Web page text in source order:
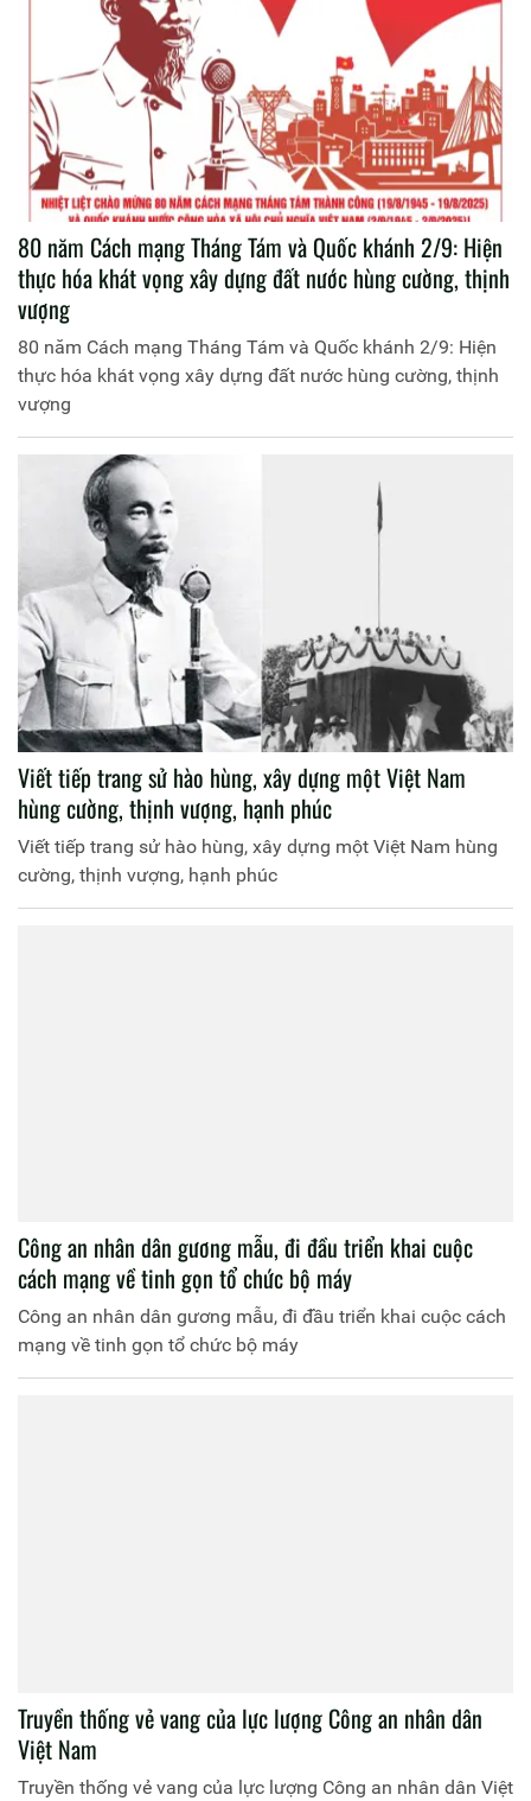
80 năm Cách mạng Tháng Tám và Quốc khánh 2/9: Hiện
thực hóa khát vọng xây dựng đất nước hùng cường, thịnh
vượng
80 năm Cách mạng Tháng Tám và Quốc khánh 2/9: Hiện
thực hóa khát vọng xây dựng đất nước hùng cường, thịnh
vượng
Viết tiếp trang sử hào hùng, xây dựng một Việt Nam
hùng cường, thịnh vượng, hạnh phúc
Viết tiếp trang sử hào hùng, xây dựng một Việt Nam hùng
cường, thịnh vượng, hạnh phúc
Công an nhân dân gương mẫu, đi đầu triển khai cuộc
cách mạng về tinh gọn tổ chức bộ máy
Công an nhân dân gương mẫu, đi đầu triển khai cuộc cách
mạng về tinh gọn tổ chức bộ máy
Truyền thống vẻ vang của lực lượng Công an nhân dân
Việt Nam
Truyền thống vẻ vang của lực lượng Công an nhân dân Việt